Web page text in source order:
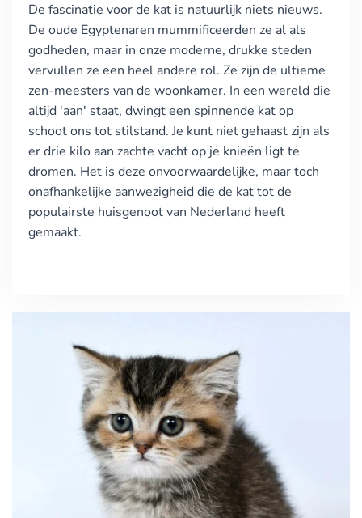
De fascinatie voor de kat is natuurlijk niets nieuws.
De oude Egyptenaren mummificeerden ze al als
godheden, maar in onze moderne, drukke steden
vervullen ze een heel andere rol. Ze zijn de ultieme
zen-meesters van de woonkamer. In een wereld die
altijd 'aan' staat, dwingt een spinnende kat op
schoot ons tot stilstand. Je kunt niet gehaast zijn als
er drie kilo aan zachte vacht op je knieën ligt te
dromen. Het is deze onvoorwaardelijke, maar toch
onafhankelijke aanwezigheid die de kat tot de
populairste huisgenoot van Nederland heeft
gemaakt.